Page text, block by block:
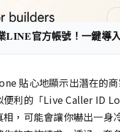
LINE官方帳號！一鍵導
貼心地顯示出潛在的商
便利的「Live Caller ID
，可能會讓你嚇出一身